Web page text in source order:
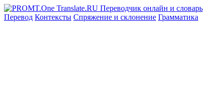
Перевод Контексты Спряжение и склонение Грамматика